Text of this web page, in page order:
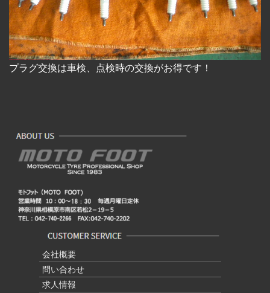
プラグ交換は車検、点検時の交換がお得です！
会社概要
問い合わせ
求人情報